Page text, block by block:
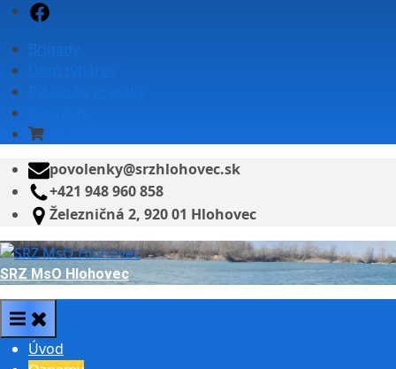
Skip
content
Facebook
Brigády
Dom rybárov
povolenky@srzhlohovec.sk
+421 948 960 858
Železničná 2, 920 01 Hlohovec
SRZ MsO Hlohovec
Úvod